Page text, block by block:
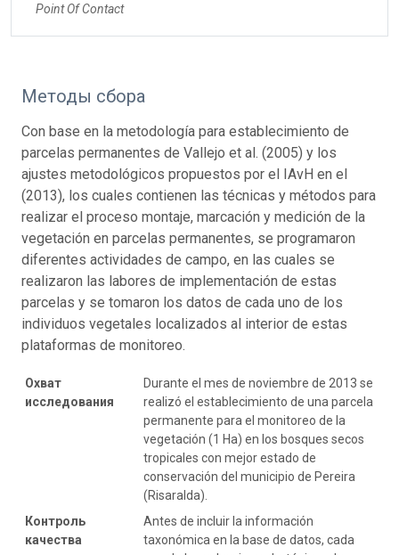
Point Of Contact
Методы сбора
Con base en la metodología para establecimiento de
parcelas permanentes de Vallejo et al. (2005) y los
ajustes metodológicos propuestos por el IAvH en el
(2013), los cuales contienen las técnicas y métodos para
realizar el proceso montaje, marcación y medición de la
vegetación en parcelas permanentes, se programaron
diferentes actividades de campo, en las cuales se
realizaron las labores de implementación de estas
parcelas y se tomaron los datos de cada uno de los
individuos vegetales localizados al interior de estas
plataformas de monitoreo.
Охват
исследования
Durante el mes de noviembre de 2013 se
realizó el establecimiento de una parcela
permanente para el monitoreo de la
vegetación (1 Ha) en los bosques secos
tropicales con mejor estado de
conservación del municipio de Pereira
(Risaralda).
Контроль
качества
Antes de incluir la información
taxonómica en la base de datos, cada